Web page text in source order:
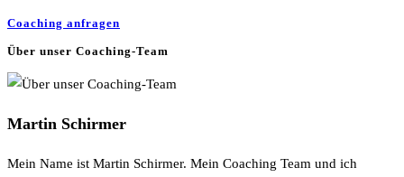
Coaching anfragen
Über unser Coaching-Team
Martin Schirmer
Mein Name ist Martin Schirmer. Mein Coaching Team und ich